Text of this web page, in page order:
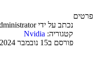
פרטים
נכתב על ידי
קטגוריה: Nvidia
פורסם ב15 נובמבר 2024